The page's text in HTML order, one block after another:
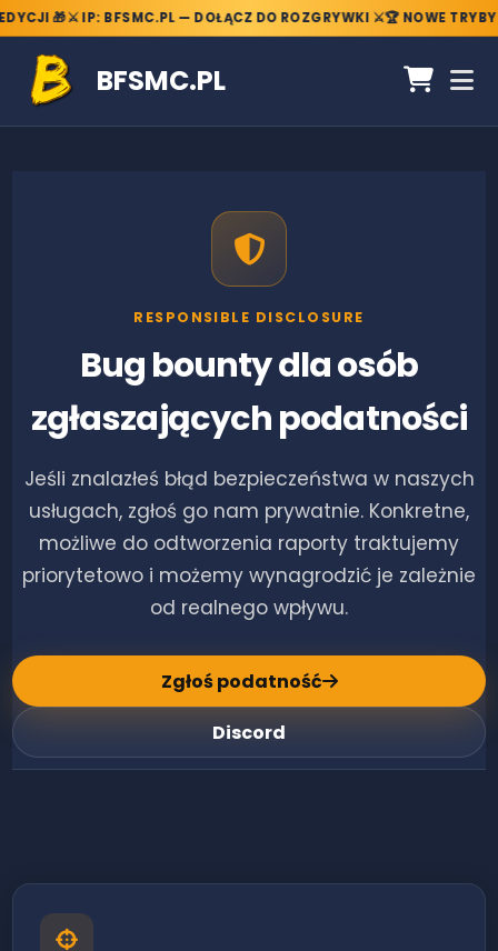
🎁⚔️ IP: BFSMC.PL — DOŁĄCZ DO ROZGRYWKI ⚔️ 🏆 NOWE TRYBY
BFSMC.PL
RESPONSIBLE DISCLOSURE
Bug bounty dla osób
zgłaszających podatności
Jeśli znalazłeś błąd bezpieczeństwa w naszych
usługach, zgłoś go nam prywatnie. Konkretne,
możliwe do odtworzenia raporty traktujemy
priorytetowo i możemy wynagrodzić je zależnie
od realnego wpływu.
Zgłoś podatność
Discord